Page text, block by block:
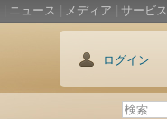
ニュース メディア サービス
ログイン